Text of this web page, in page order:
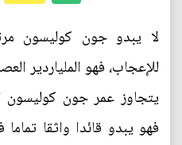
لا يبدو جون كوليسون
للإعجاب، فهو الملياردير
يتجاوز عمر جون كوليسون
فهو يبدو قائدا واثقا